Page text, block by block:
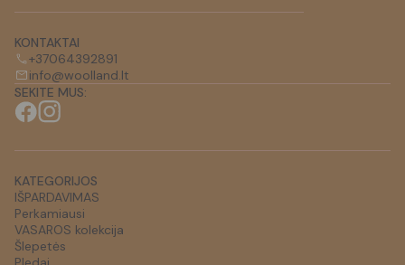
KONTAKTAI
+37064392891
info@woolland.lt
SEKITE MUS:
KATEGORIJOS
IŠPARDAVIMAS
Perkamiausi
VASAROS kolekcija
Šlepetės